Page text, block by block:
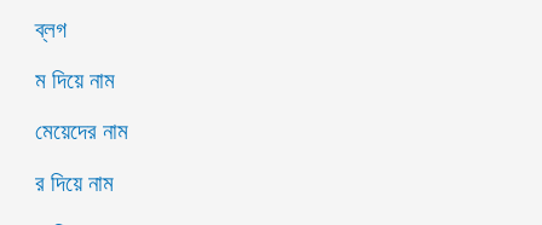
ব্লগ
ম দিয়ে নাম
মেয়েদের নাম
র দিয়ে নাম